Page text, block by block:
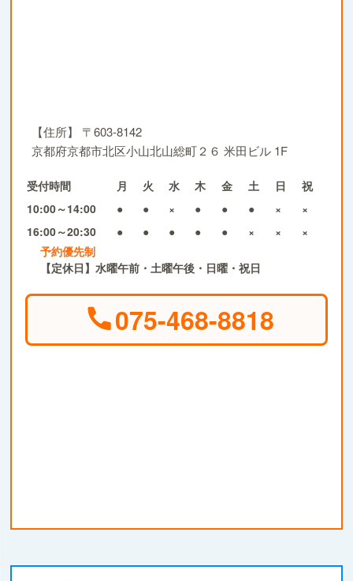
【住所】
〒603-8142
京都府京都市北区小山北山総町２６ 米田ビル 1F
受付時間 月 火 水 木 金 土 日
祝
10:00～14:00
● ● × ● ● ● ×
×
16:00～20:30
● ● ● ● ● × ×
×
予約優先制
【定休日】水曜午前・土曜午後・日曜・祝日
075-468-8818